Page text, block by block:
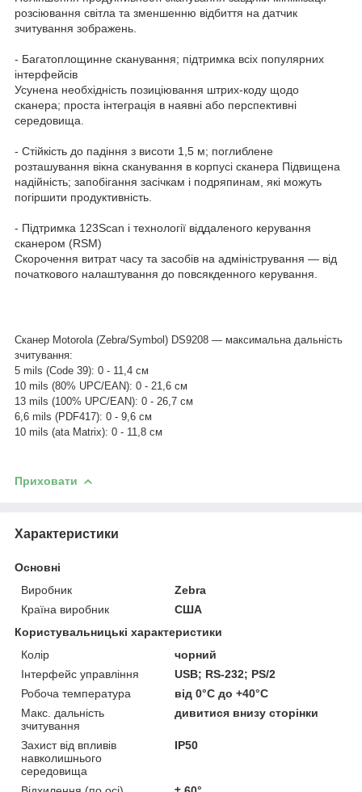
розсіювання світла та зменшенню відбиття на датчик
зчитування зображень.
- Багатоплощинне сканування; підтримка всіх популярних
інтерфейсів
Усунена необхідність позиціювання штрих-коду щодо
сканера; проста інтеграція в наявні або перспективні
середовища.
- Стійкість до падіння з висоти 1,5 м; поглиблене
розташування вікна сканування в корпусі сканера Підвищена
надійність; запобігання засічкам і подряпинам, які можуть
погіршити продуктивність.
- Підтримка 123Scan і технології віддаленого керування
сканером (RSM)
Скорочення витрат часу та засобів на адміністрування — від
початкового налаштування до повсякденного керування.
Сканер Motorola (Zebra/Symbol) DS9208 — максимальна дальність
зчитування:
5 mils (Code 39): 0 - 11,4 см
10 mils (80% UPC/EAN): 0 - 21,6 см
13 mils (100% UPC/EAN): 0 - 26,7 см
6,6 mils (PDF417): 0 - 9,6 см
10 mils (ata Matrix): 0 - 11,8 см
Приховати
Характеристики
Основні
Виробник
Zebra
Країна виробник
США
Користувальницькі характеристики
Колір
чорний
Інтерфейс управління
USB; RS-232; PS/2
Робоча температура
від 0°C до +40°C
Макс. дальність
зчитування
дивитися внизу сторінки
Захист від впливів
навколишнього
середовища
IP50